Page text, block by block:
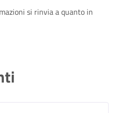
si rinvia a quanto in